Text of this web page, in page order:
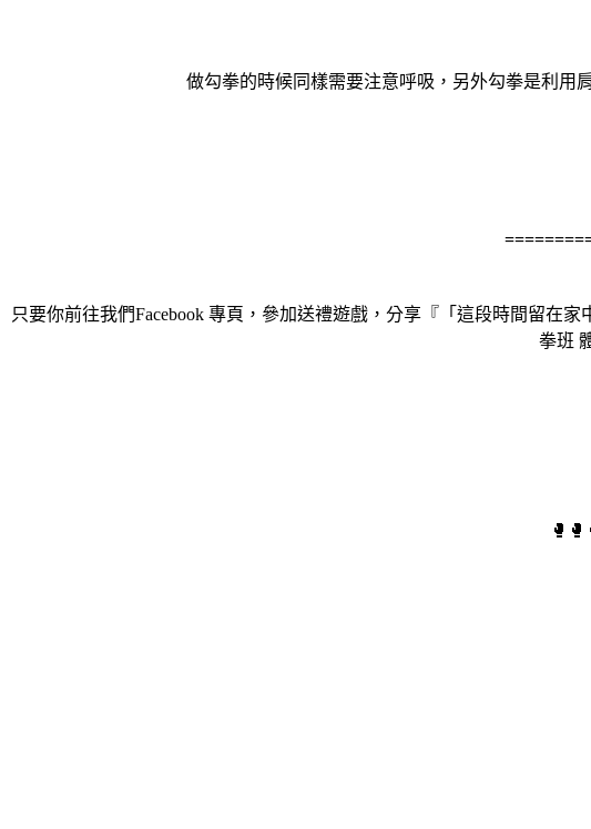
做勾拳的時候同樣需要注意呼吸，另外勾拳是利用
只要你前往我們Facebook 專頁，參加送禮遊戲，分享『「這段時間留在
拳班